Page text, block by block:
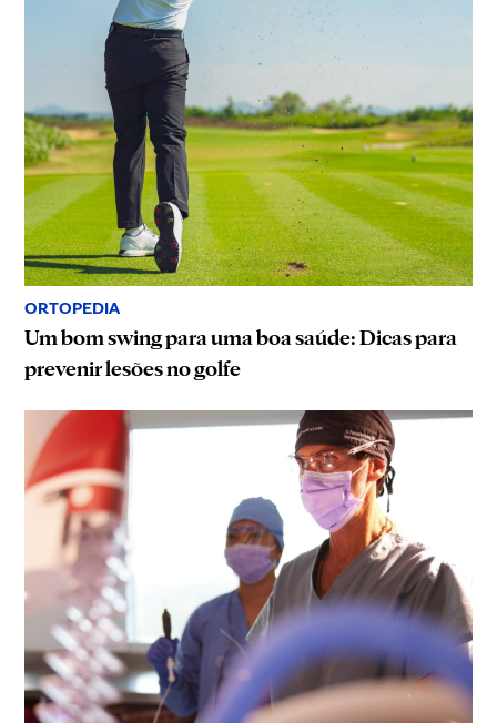
ORTOPEDIA
Um bom swing para uma boa saúde: Dicas para
prevenir lesões no golfe